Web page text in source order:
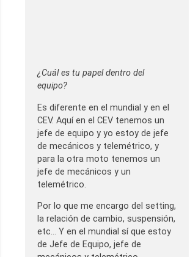
¿Cuál es tu papel dentro del
equipo?
Es diferente en el mundial y en el
CEV. Aquí en el CEV tenemos un
jefe de equipo y yo estoy de jefe
de mecánicos y telemétrico, y
para la otra moto tenemos un
jefe de mecánicos y un
telemétrico.
Por lo que me encargo del setting,
la relación de cambio, suspensión,
etc… Y en el mundial sí que estoy
de Jefe de Equipo, jefe de